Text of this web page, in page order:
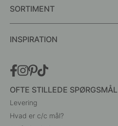
SORTIMENT
INSPIRATION
OFTE STILLEDE SPØRGSMÅL
Levering
Hvad er c/c mål?